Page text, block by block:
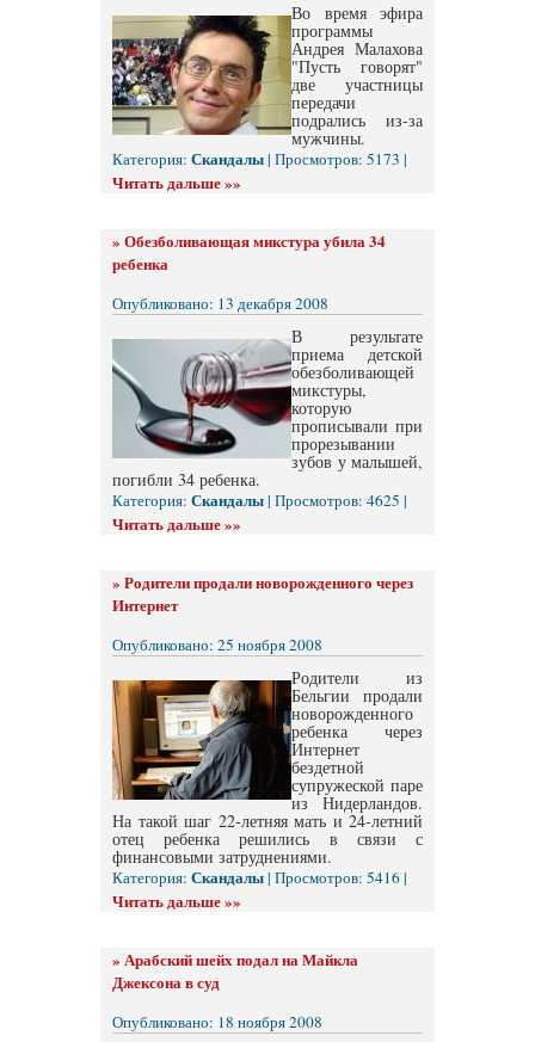
Во время эфира
программы
Андрея Малахова
"Пусть говорят"
две участницы
передачи
подрались из-за
мужчины.
Категория: Скандалы| Просмотров: 5173 |
Читать дальше »»
» Обезболивающая микстура убила 34
ребенка
Опубликовано: 13 декабря 2008
В результате
приема детской
обезболивающей
микстуры,
которую
прописывали при
прорезывании
зубов у малышей,
погибли 34 ребенка.
Категория: Скандалы| Просмотров: 4625 |
Читать дальше »»
» Родители продали новорожденного через
Интернет
Опубликовано: 25 ноября 2008
Родители из
Бельгии продали
новорожденного
ребенка через
Интернет
бездетной
супружеской паре
из Нидерландов.
На такой шаг 22-летняя мать и 24-летний
отец ребенка решились в связи с
финансовыми затруднениями.
Категория: Скандалы| Просмотров: 5416 |
Читать дальше »»
» Арабский шейх подал на Майкла
Джексона в суд
Опубликовано: 18 ноября 2008